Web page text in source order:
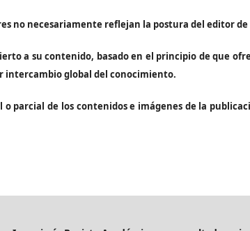
no necesariamente reflejan la postura del editor
a su contenido, basado en el principio de que
intercambio global del conocimiento.
parcial de los contenidos e imágenes de la